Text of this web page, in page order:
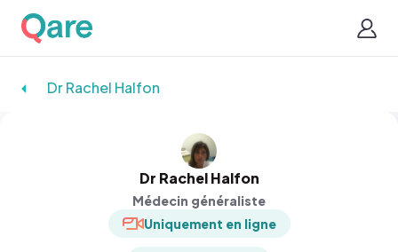
Dr Rachel Halfon
Dr Rachel Halfon
Médecin généraliste
Uniquement en ligne